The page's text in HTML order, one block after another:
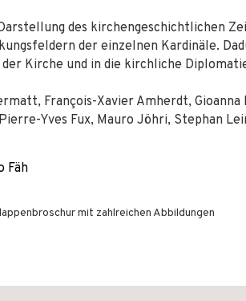
des kirchengeschichtlichen
der einzelnen Kardinäle.
Kirche und in die kirchliche
François-Xavier Amherdt, Gioanna
Yves Fux, Mauro Jöhri, Stephan
Fäh
mit zahlreichen Abbildungen